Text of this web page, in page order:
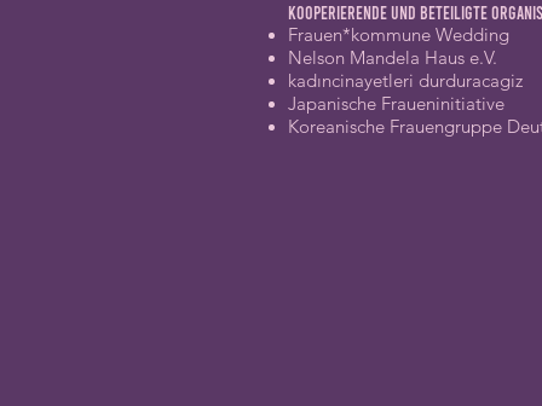
Kooperierende und beteiligte
Frauen*kommune Wedding
Nelson Mandela Haus e.V.
kadıncinayetleri durduracagiz
Japanische Fraueninitiative
Koreanische Frauengruppe